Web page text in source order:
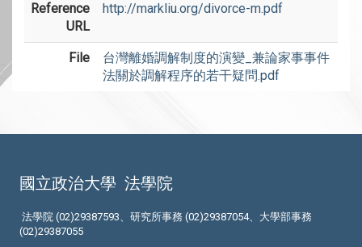
Reference
URL
http://markliu.org/divorce-m.pdf
File
台灣離婚調解制度的演變_兼論家事事件
法關於調解程序的若干疑問.pdf
國立政治大學 法學院
法學院 (02)29387593、研究所事務 (02)29387054、大學部事務
(02)29387055